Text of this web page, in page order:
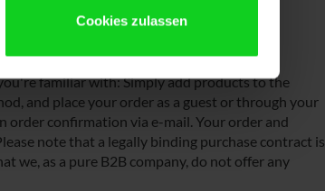
Cookies zulassen
shop
familiar with: Simply add products to the
and place your order as a guest or through your
order confirmation via e-mail. Your order and
note that a legally binding purchase contract is
we, as a pure B2B company, do not offer any